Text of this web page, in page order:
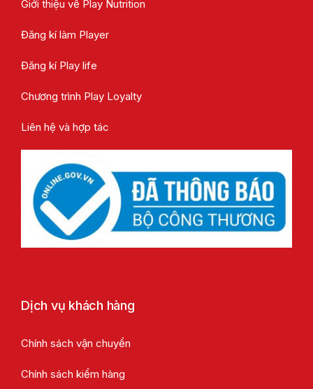
Giới thiệu về Play Nutrition
Đăng kí làm Player
Đăng kí Play life
Chương trình Play Loyalty
Liên hệ và hợp tác
Dịch vụ khách hàng
Chính sách vận chuyển
Chính sách kiểm hàng